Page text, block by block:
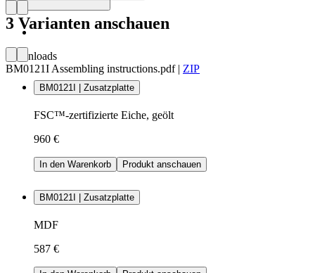
Downloads
BM0121I Assembling instructions.pdf| ZIP
3 Varianten anschauen
BM0121I | Zusatzplatte
FSC™-zertifizierte Eiche, geölt
960 €
In den Warenkorb Produkt anschauen
BM0121I | Zusatzplatte
MDF
587 €